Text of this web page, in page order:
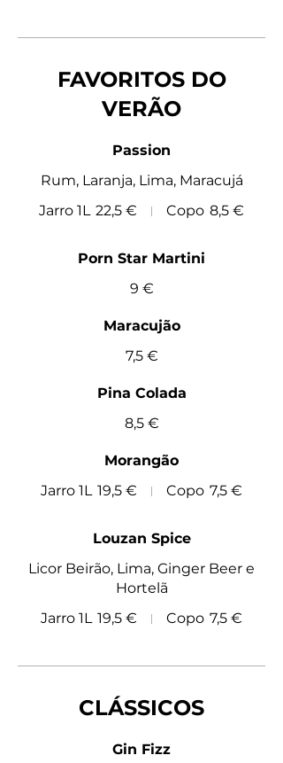
FAVORITOS DO
VERÃO
Passion
Rum, Laranja, Lima, Maracujá
Jarro 1L 22,5 € Copo 8,5 €
Porn Star Martini
9 €
Maracujão
7,5 €
Pina Colada
8,5 €
Morangão
Jarro 1L 19,5 € Copo 7,5 €
Louzan Spice
Licor Beirão, Lima, Ginger Beer e
Hortelã
Jarro 1L 19,5 € Copo 7,5 €
CLÁSSICOS
Gin Fizz